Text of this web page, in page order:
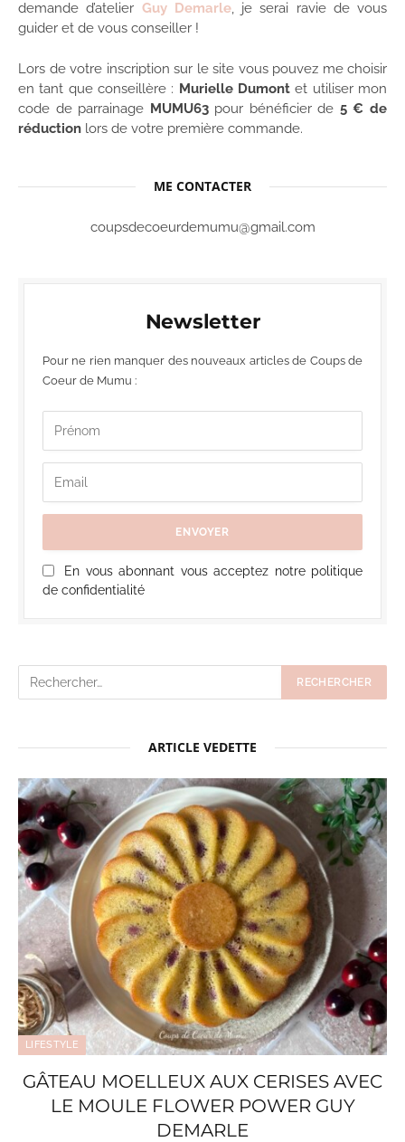
demande d’atelier Guy Demarle, je serai ravie de vous
guider et de vous conseiller !
Lors de votre inscription sur le site vous pouvez me choisir
en tant que conseillère : Murielle Dumont et utiliser mon
code de parrainage MUMU63pour bénéficier de 5 € de
réduction lors de votre première commande.
ME CONTACTER
coupsdecoeurdemumu@gmail.com
Newsletter
Pour ne rien manquer des nouveaux articles de Coups de
Coeur de Mumu :
En vous abonnant vous acceptez notre politique
de confidentialité
ARTICLE VEDETTE
LIFESTYLE
GÂTEAU MOELLEUX AUX CERISES AVEC
LE MOULE FLOWER POWER GUY
DEMARLE